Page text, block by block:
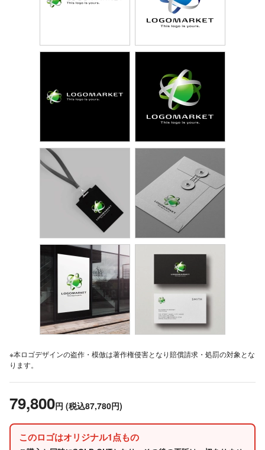
※本ロゴデザインの盗作・模倣は著作権侵害となり賠償請求・処罰の対象とな
ります。
79,800円 (税込87,780円)
このロゴはオリジナル1点もの